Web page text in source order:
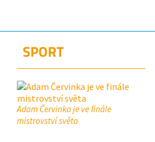
SPORT
Adam Červinka je ve finále
mistrovství světa